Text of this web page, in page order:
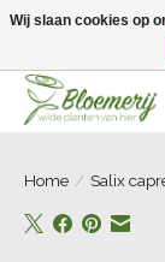
Home / Salix
Wij slaan cookies op